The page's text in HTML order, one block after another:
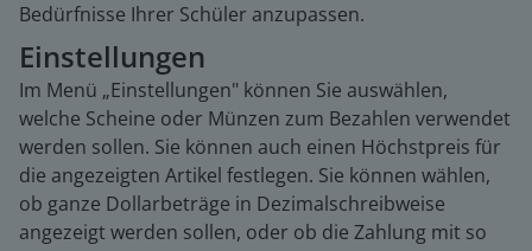
Bedürfnisse Ihrer Schüler anzupassen.
Einstellungen
Im Menü „Einstellungen" können Sie auswählen,
welche Scheine oder Münzen zum Bezahlen verwendet
werden sollen. Sie können auch einen Höchstpreis für
die angezeigten Artikel festlegen. Sie können wählen,
ob ganze Dollarbeträge in Dezimalschreibweise
angezeigt werden sollen, oder ob die Zahlung mit so